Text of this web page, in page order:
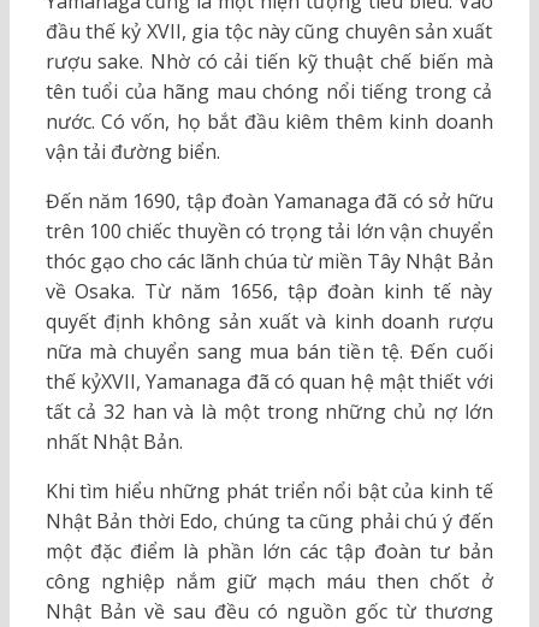
đầu thế kỷ XVII, gia tộc này cũng chuyên sản xuất
rượu sake. Nhờ có cải tiến kỹ thuật chế biến mà
tên tuổi của hãng mau chóng nổi tiếng trong cả
nước. Có vốn, họ bắt đầu kiêm thêm kinh doanh
vận tải đường biển.
Đến năm 1690, tập đoàn Yamanaga đã có sở hữu
trên 100 chiếc thuyền có trọng tải lớn vận chuyển
thóc gạo cho các lãnh chúa từ miền Tây Nhật Bản
về Osaka. Từ năm 1656, tập đoàn kinh tế này
quyết định không sản xuất và kinh doanh rượu
nữa mà chuyển sang mua bán tiền tệ. Đến cuối
thế kỷXVII, Yamanaga đã có quan hệ mật thiết với
tất cả 32 han và là một trong những chủ nợ lớn
nhất Nhật Bản.
Khi tìm hiểu những phát triển nổi bật của kinh tế
Nhật Bản thời Edo, chúng ta cũng phải chú ý đến
một đặc điểm là phần lớn các tập đoàn tư bản
công nghiệp nắm giữ mạch máu then chốt ở
Nhật Bản về sau đều có nguồn gốc từ thương